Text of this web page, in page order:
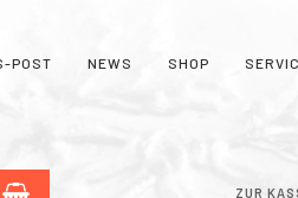
POST NEWS SHOP
WARENKORB ZUR